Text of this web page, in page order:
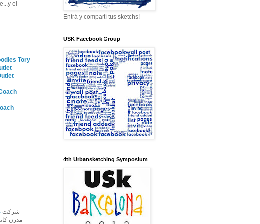
el
Tory
شرکت
مدرن
Entrá y compartí tus sketchs!
USK Facebook Group
4th Urbansketching Symposium